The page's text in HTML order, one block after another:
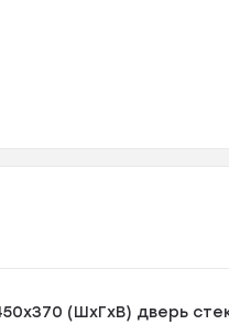
(ШxГxВ) дверь